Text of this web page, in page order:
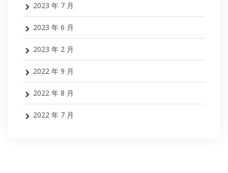
2023 年 7 月
2023 年 6 月
2023 年 2 月
2022 年 9 月
2022 年 8 月
2022 年 7 月